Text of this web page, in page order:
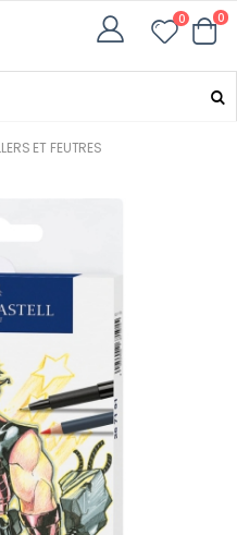
0 0
ET FEUTRES